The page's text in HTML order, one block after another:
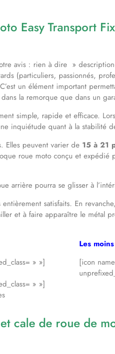
Easy Transport
avis : rien à dire »
(particuliers, passionnés,
un élément important
la remorque que dans un
simple, rapide et efficace.
inquiétude quant à la stabilité
Elles peuvent varier de 15 à 21
roue moto conçu et expédié
arrière pourra se glisser à
satisfaits. En
et à faire apparaître le métal
» »]
» »]
Les
[icon
cale de roue de